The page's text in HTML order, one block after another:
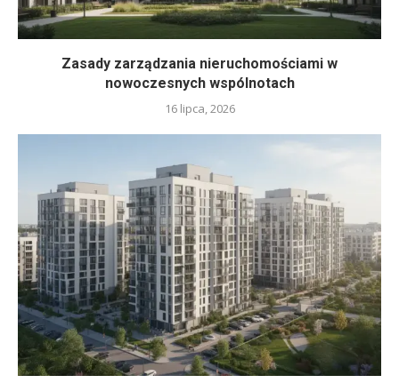
Zasady zarządzania nieruchomościami w
nowoczesnych wspólnotach
16 lipca, 2026